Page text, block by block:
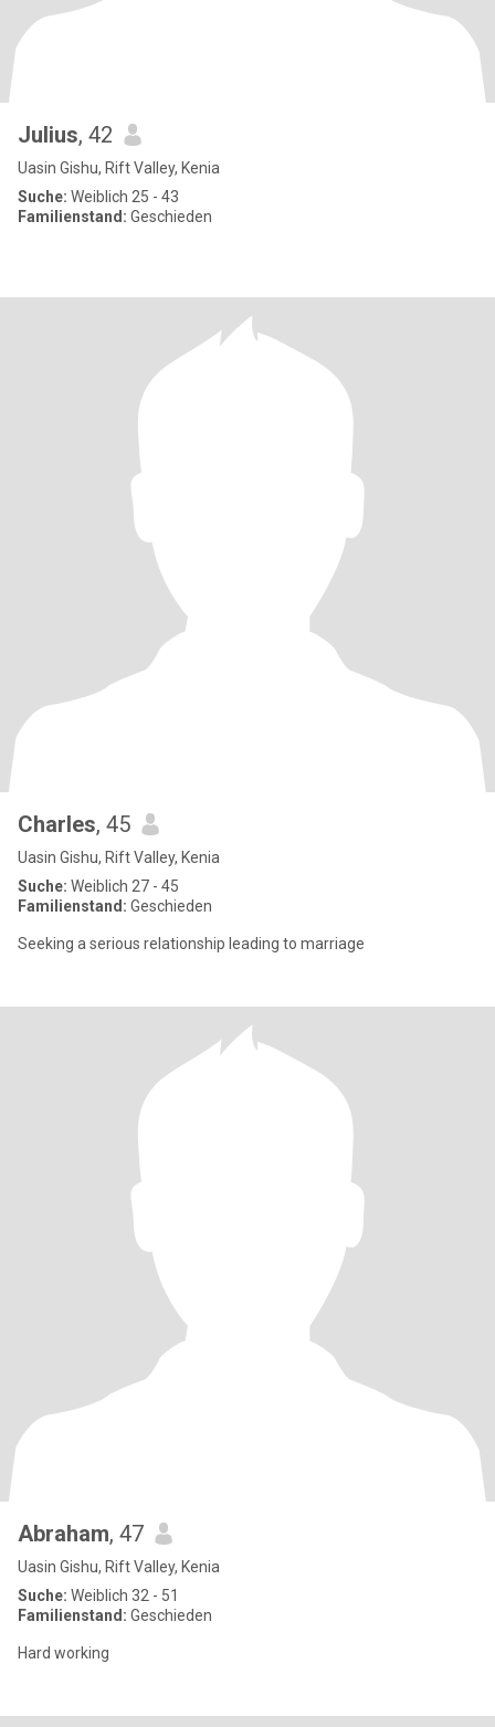
Julius, 42
Uasin Gishu, Rift Valley, Kenia
Suche: Weiblich 25 - 43
Familienstand: Geschieden
Charles, 45
Uasin Gishu, Rift Valley, Kenia
Suche: Weiblich 27 - 45
Familienstand: Geschieden
Seeking a serious relationship leading to marriage
Abraham, 47
Uasin Gishu, Rift Valley, Kenia
Suche: Weiblich 32 - 51
Familienstand: Geschieden
Hard working